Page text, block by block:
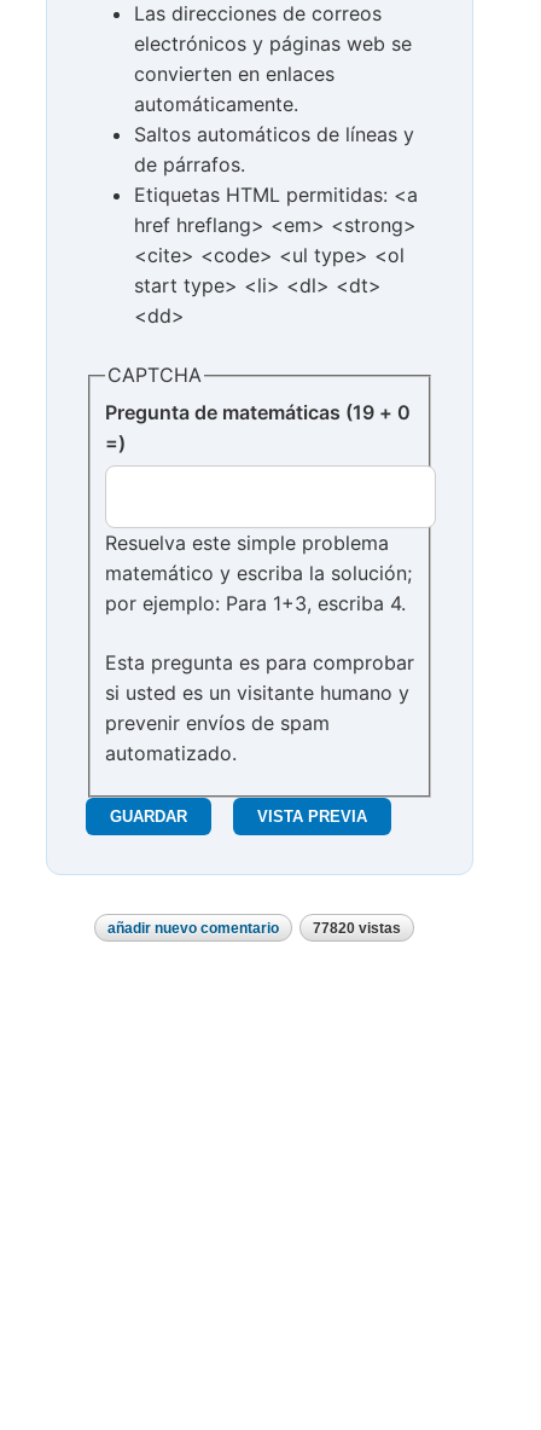
Las direcciones de correos
electrónicos y páginas web se
convierten en enlaces
automáticamente.
Saltos automáticos de líneas y
de párrafos.
Etiquetas HTML permitidas: <a
href hreflang> <em> <strong>
<cite> <code> <ul type> <ol
start type> <li> <dl> <dt>
<dd>
CAPTCHA
Pregunta de matemáticas (19 + 0
=)
Resuelva este simple problema
matemático y escriba la solución;
por ejemplo: Para 1+3, escriba 4.
Esta pregunta es para comprobar
si usted es un visitante humano y
prevenir envíos de spam
automatizado.
añadir nuevo comentario 77820 vistas